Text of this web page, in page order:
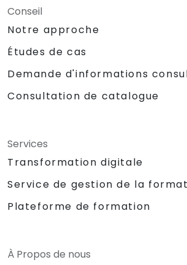
Conseil
Notre approche
Études de cas
Demande d'informations
Consultation de catalogue
Services
Transformation digitale
Service de gestion de la
Plateforme de formation
À Propos de nous